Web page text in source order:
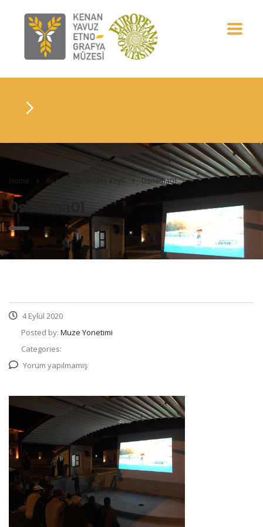
Home Ay Işığında Sinema Keyfi 0sinema01
0sinema01
4 Eylül 2020
Posted by: Muze Yonetimi
Categories:
Yorum yapılmamış